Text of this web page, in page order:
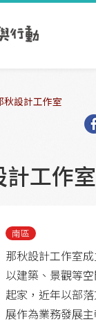
秋設計工作室
計工作室
南區
那秋設計工作室成
以建築、景觀等
起家，近年以部
展作為業務發展